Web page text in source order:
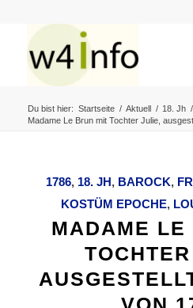
Du bist hier: Startseite / Aktuell / 18. Jh /
Madame Le Brun mit Tochter Julie,
1786, 18. JH, BAROCK,
KOSTÜM EPOCHE,
MADAME LE